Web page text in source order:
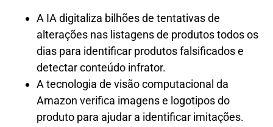
A IA digitaliza bilhões de tentativas de
alterações nas listagens de produtos todos os
dias para identificar produtos falsificados e
detectar conteúdo infrator.
A tecnologia de visão computacional da
Amazon verifica imagens e logotipos do
produto para ajudar a identificar imitações.